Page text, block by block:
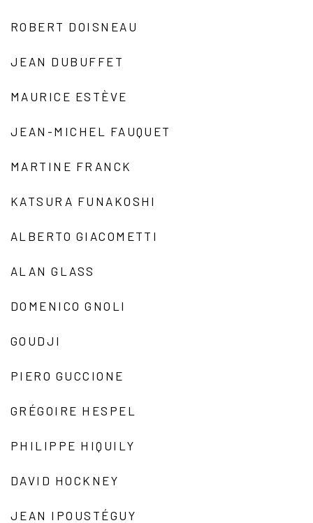
ROBERT DOISNEAU
JEAN DUBUFFET
MAURICE ESTÈVE
JEAN-MICHEL FAUQUET
MARTINE FRANCK
KATSURA FUNAKOSHI
ALBERTO GIACOMETTI
ALAN GLASS
DOMENICO GNOLI
GOUDJI
PIERO GUCCIONE
GRÉGOIRE HESPEL
PHILIPPE HIQUILY
DAVID HOCKNEY
JEAN IPOUSTÉGUY